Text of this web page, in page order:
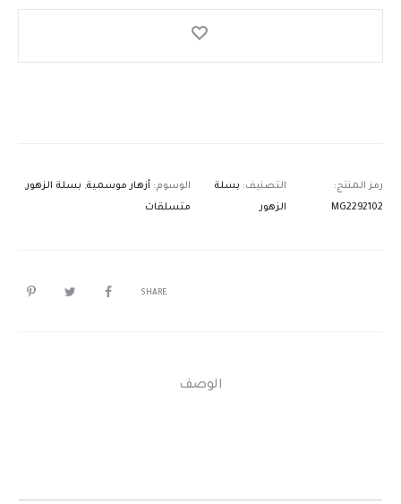
رمز المنتج:
MG2292102
التصنيف: بسلة
الزهور
الوسوم: أزهار موسمية, بسلة الزهور,
متسلقات
SHARE
الوصف